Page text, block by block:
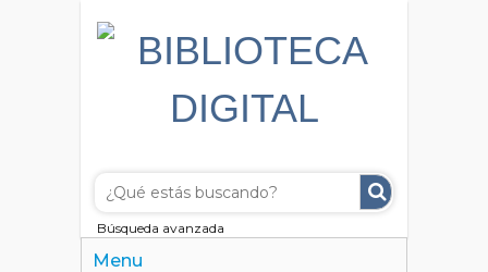
Búsqueda avanzada
Menu